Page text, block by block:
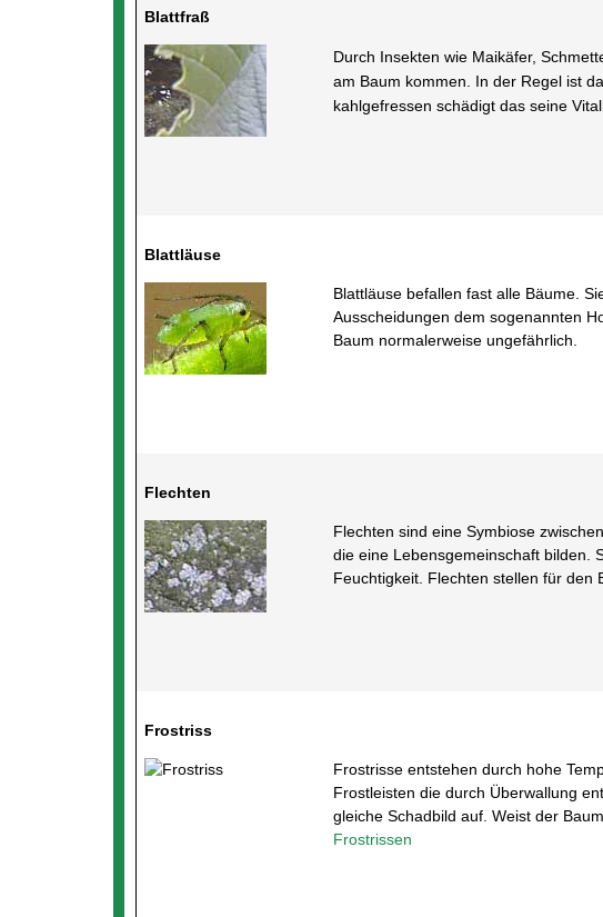
Blattfraß
Durch Insekten wie Maikäfer,
am Baum kommen. In der Regel ist
kahlgefressen schädigt das seine
Blattläuse
Blattläuse befallen fast alle Bäume.
Ausscheidungen dem sogenannten
Baum normalerweise ungefährlich.
Flechten
Flechten sind eine Symbiose
die eine Lebensgemeinschaft bilden.
Feuchtigkeit. Flechten stellen für den
Frostriss
Frostrisse entstehen durch hohe
Frostleisten die durch Überwallung
gleiche Schadbild auf. Weist der
Frostrissen